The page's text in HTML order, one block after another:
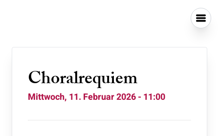
Choralrequiem
Mittwoch, 11. Februar 2026 - 11:00